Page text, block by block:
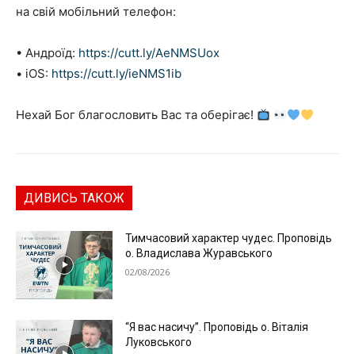
на свій мобільний телефон:
• Андроїд: https://cutt.ly/AeNMSUox
• iOS: https://cutt.ly/ieNMS1ib
Нехай Бог благословить Вас та оберігає!
ДИВИСЬ ТАКОЖ
Тимчасовий характер чудес. Проповідь
о. Владислава Журавського
02/08/2026
“Я вас насичу”. Проповідь о. Віталія
Луковського